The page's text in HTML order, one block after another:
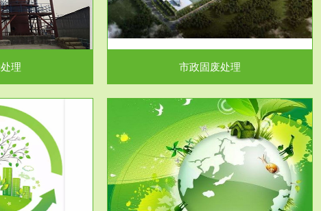
理
的市政废物处理业务包
的处理处...
市政固废处理
【检测评价意义】：全面了解工作场所职业病危
害因素分布与浓（强）度...
范围
检测
业工厂在生产工艺过程
服务范围
废气测试
检测范围工业废气检测包括有机废气和无机废